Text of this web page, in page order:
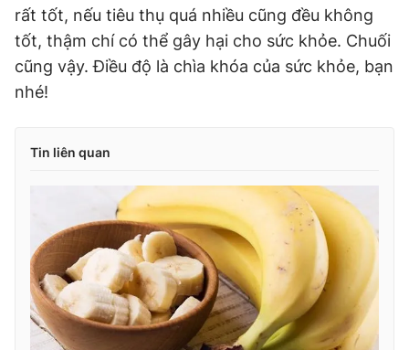
rất tốt, nếu tiêu thụ quá nhiều cũng đều không
tốt, thậm chí có thể gây hại cho sức khỏe. Chuối
cũng vậy. Điều độ là chìa khóa của sức khỏe, bạn
nhé!
Tin liên quan